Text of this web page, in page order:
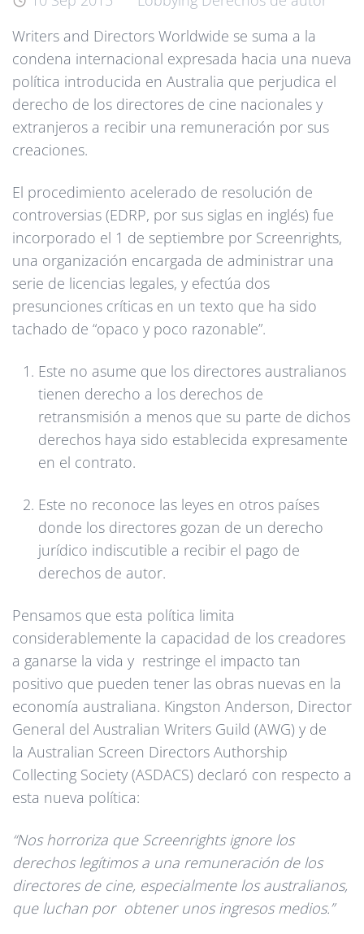
Writers and Directors Worldwide se suma a la
condena internacional expresada hacia una nueva
política introducida en Australia que perjudica el
derecho de los directores de cine nacionales y
extranjeros a recibir una remuneración por sus
creaciones.
El procedimiento acelerado de resolución de
controversias (EDRP, por sus siglas en inglés) fue
incorporado el 1 de septiembre por Screenrights,
una organización encargada de administrar una
serie de licencias legales, y efectúa dos
presunciones críticas en un texto que ha sido
tachado de “opaco y poco razonable”.
Este no asume que los directores australianos
tienen derecho a los derechos de
retransmisión a menos que su parte de dichos
derechos haya sido establecida expresamente
en el contrato.
Este no reconoce las leyes en otros países
donde los directores gozan de un derecho
jurídico indiscutible a recibir el pago de
derechos de autor.
Pensamos que esta política limita
considerablemente la capacidad de los creadores
a ganarse la vida y restringe el impacto tan
positivo que pueden tener las obras nuevas en la
economía australiana. Kingston Anderson, Director
General del Australian Writers Guild (AWG) y de
la Australian Screen Directors Authorship
Collecting Society (ASDACS) declaró con respecto a
esta nueva política:
“Nos horroriza que Screenrights ignore los
derechos legítimos a una remuneración de los
directores de cine, especialmente los australianos,
que luchan por obtener unos ingresos medios.”